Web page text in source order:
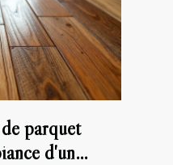
parquet
d'un